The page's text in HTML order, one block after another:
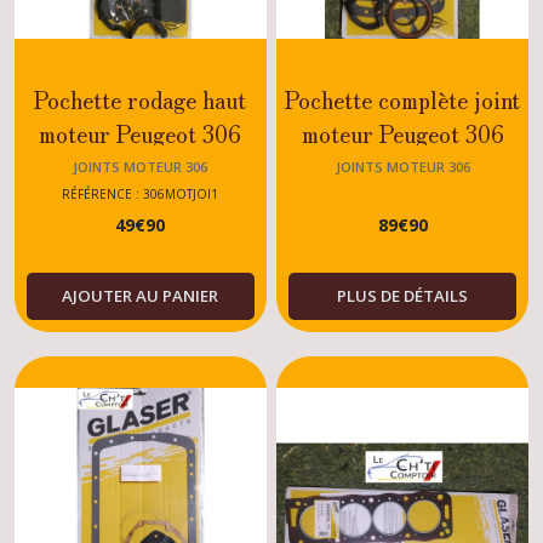
Pochette rodage haut
moteur Peugeot 306
Diesel XUD7 / XUD9
JOINTS MOTEUR 306
RÉFÉRENCE : 306MOTJOI1
49€90
AJOUTER AU PANIER
Pochette complète joint
moteur Peugeot 306
1.7/1.8/1.9/Diesel
JOINTS MOTEUR 306
89€90
PLUS DE DÉTAILS